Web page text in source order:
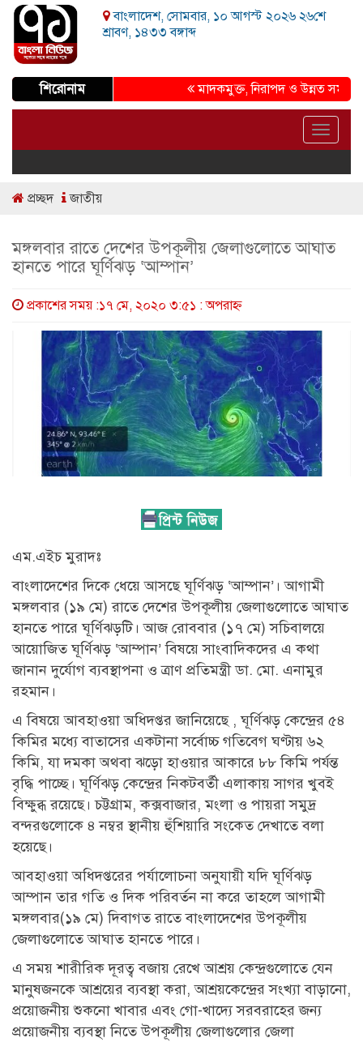
বাংলাদেশ, সোমবার, ১০ আগস্ট ২০২৬ ২৬শে
শ্রাবণ, ১৪৩৩ বঙ্গাব্দ
শিরোনাম মাদকমুক্ত, নিরাপদ ও উন্নত সমাজ গড়ার
Toggle
প্রচ্ছদ জাতীয়
মঙ্গলবার রাতে দেশের উপকূলীয় জেলাগুলোতে আঘাত
হানতে পারে ঘূর্ণিঝড় ‘আম্পান’
প্রকাশের সময় :১৭ মে, ২০২০ ৩:৫১ : অপরাহ্ণ
এম.এইচ মুরাদঃ
বাংলাদেশের দিকে ধেয়ে আসছে ঘূর্ণিঝড় ‘আম্পান’। আগামী
মঙ্গলবার (১৯ মে) রাতে দেশের উপকূলীয় জেলাগুলোতে আঘাত
হানতে পারে ঘূর্ণিঝড়টি। আজ রোববার (১৭ মে) সচিবালয়ে
আয়োজিত ঘূর্ণিঝড় ‘আম্পান’ বিষয়ে সাংবাদিকদের এ কথা
জানান দুর্যোগ ব্যবস্থাপনা ও ত্রাণ প্রতিমন্ত্রী ডা. মো. এনামুর
রহমান।
এ বিষয়ে আবহাওয়া অধিদপ্তর জানিয়েছে , ঘূর্ণিঝড় কেন্দ্রের ৫৪
কিমির মধ্যে বাতাসের একটানা সর্বোচ্চ গতিবেগ ঘণ্টায় ৬২
কিমি, যা দমকা অথবা ঝড়ো হাওয়ার আকারে ৮৮ কিমি পর্যন্ত
বৃদ্ধি পাচ্ছে। ঘূর্ণিঝড় কেন্দ্রের নিকটবর্তী এলাকায় সাগর খুবই
বিক্ষুব্ধ রয়েছে। চট্টগ্রাম, কক্সবাজার, মংলা ও পায়রা সমুদ্র
বন্দরগুলোকে ৪ নম্বর স্থানীয় হুঁশিয়ারি সংকেত দেখাতে বলা
হয়েছে।
আবহাওয়া অধিদপ্তরের পর্যালোচনা অনুযায়ী যদি ঘূর্ণিঝড়
আম্পান তার গতি ও দিক পরিবর্তন না করে তাহলে আগামী
মঙ্গলবার(১৯ মে) দিবাগত রাতে বাংলাদেশের উপকূলীয়
জেলাগুলোতে আঘাত হানতে পারে।
এ সময় শারীরিক দূরত্ব বজায় রেখে আশ্রয় কেন্দ্রগুলোতে যেন
মানুষজনকে আশ্রয়ের ব্যবস্থা করা, আশ্রয়কেন্দ্রের সংখ্যা বাড়ানো,
প্রয়োজনীয় শুকনো খাবার এবং গো-খাদ্যে সরবরাহের জন্য
প্রয়োজনীয় ব্যবস্থা নিতে উপকূলীয় জেলাগুলোর জেলা